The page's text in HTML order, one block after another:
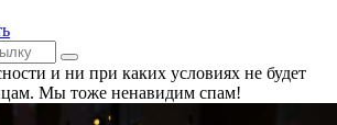
и ни при каких условиях не будет
Мы тоже ненавидим спам!